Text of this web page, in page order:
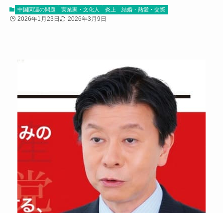
中国関連の問題 実業家・文化人 炎上 結婚・熱愛・交際
2026年1月23日 2026年3月9日